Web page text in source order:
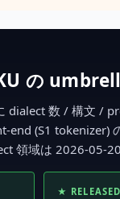
の
dialect 数 / 構文 /
end (S1 tokenizer)
領域は 2026-05-
★ RELEASED